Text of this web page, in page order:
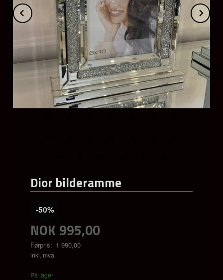
Prev
Dior bilderamme
NOK 995,00
Førpris: 1 990,00
Rabatt
-50%
inkl. mva.
På lager